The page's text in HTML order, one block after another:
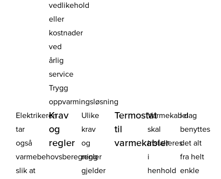
vedlikehold
eller
kostnader
ved
årlig
service
Trygg
oppvarmingsløsning
Elektrikeren
tar
også
varmebehovsberegning
slik at
Krav
og
regler
Ulike
krav
og
regler
gjelder
Termostat
til
varmekabler
Varmekabel
skal
installeres
i
henhold
I dag
benyttes
det alt
fra helt
enkle